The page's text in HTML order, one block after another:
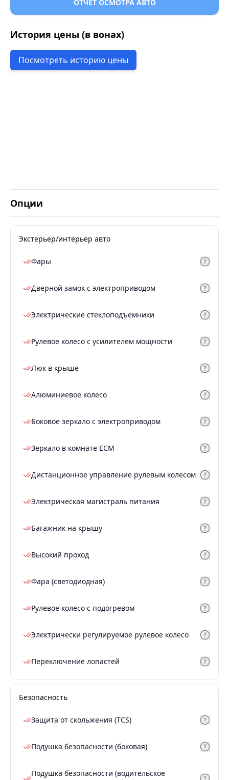
ОТЧЕТ ОСМОТРА АВТО
История цены (в вонах)
Посмотреть историю цены
Опции
Экстерьер/интерьер авто
Фары
Дверной замок с электроприводом
Электрические стеклоподъемники
Рулевое колесо с усилителем мощности
Люк в крыше
Алюминиевое колесо
Боковое зеркало с электроприводом
Зеркало в комнате ECM
Дистанционное управление рулевым колесом
Электрическая магистраль питания
Багажник на крышу
Высокий проход
Фара (светодиодная)
Рулевое колесо с подогревом
Электрически регулируемое рулевое колесо
Переключение лопастей
Безопасность
Защита от скольжения (TCS)
Подушка безопасности (боковая)
Подушка безопасности (водительское